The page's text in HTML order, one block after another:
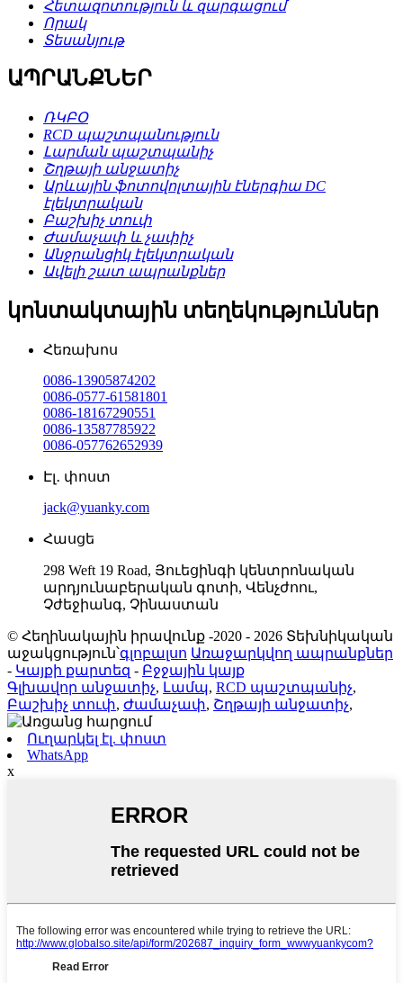
Հետազոտություն և զարգացում
Որակ
Տեսանյութ
ԱՊՐԱՆՔՆԵՐ
ՌԿԲՕ
RCD պաշտպանություն
Լարման պաշտպանիչ
Շղթայի անջատիչ
Արևային ֆոտովոլտային էներգիա DC
էլեկտրական
Բաշխիչ տուփ
Ժամաչափ և չափիչ
Անջրանցիկ էլեկտրական
Ավելի շատ ապրանքներ
կոնտակտային տեղեկություններ
Հեռախոս
0086-13905874202
0086-0577-61581801
0086-18167290551
0086-13587785922
0086-057762652939
Էլ․ փոստ
jack@yuanky.com
Հասցե
298 Weft 19 Road, Յուեցինգի կենտրոնական
արդյունաբերական գոտի, Վենչժոու,
Չժեջիանգ, Չինաստան
© Հեղինակային իրավունք -2020 - 2026 Տեխնիկական
աջակցություն՝գլոբալսո Առաջարկվող ապրանքներ
- Կայքի քարտեզ - Բջջային կայք
Գլխավոր անջատիչ, Լամպ, RCD պաշտպանիչ,
Բաշխիչ տուփ, Ժամաչափ, Շղթայի անջատիչ,
Ուղարկել էլ. փոստ
WhatsApp
x